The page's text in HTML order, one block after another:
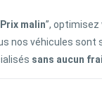
Prix malin”,
nos véhicules sont
sans aucun